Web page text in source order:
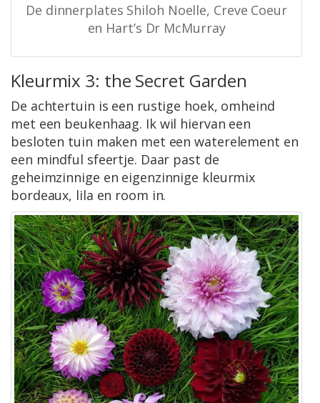
De dinnerplates Shiloh Noelle, Creve Coeur
en Hart’s Dr McMurray
Kleurmix 3: the Secret Garden
De achtertuin is een rustige hoek, omheind
met een beukenhaag. Ik wil hiervan een
besloten tuin maken met een waterelement en
een mindful sfeertje. Daar past de
geheimzinnige en eigenzinnige kleurmix
bordeaux, lila en room in.